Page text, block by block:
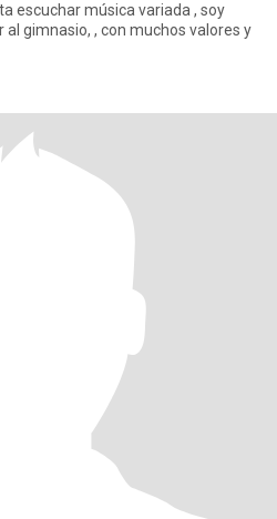
escuchar música variada , soy